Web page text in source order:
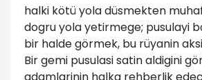
halki kötü yola düsmekten
dogru yola yetirmege; pusulayi
bir halde görmek, bu rüyanin
Bir gemi pusulasi satin aldigini